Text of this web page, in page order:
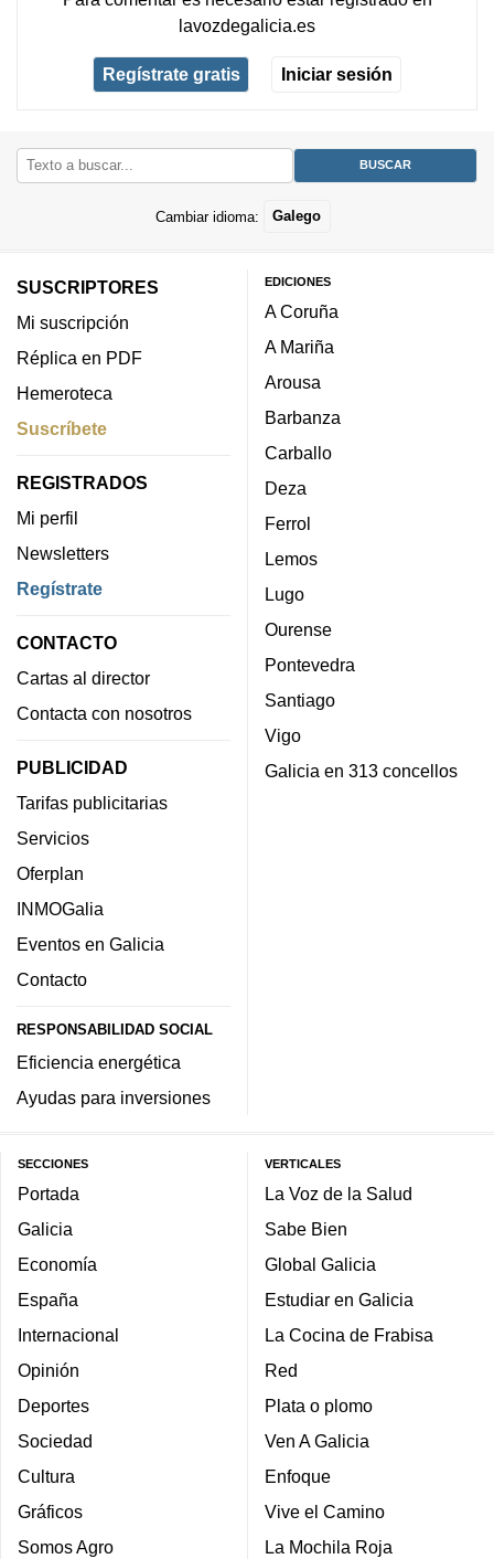
lavozdegalicia.es
Regístrate gratis Iniciar sesión
Cambiar idioma: Galego
SUSCRIPTORES
Mi suscripción
Réplica en PDF
Hemeroteca
Suscríbete
REGISTRADOS
Mi perfil
Newsletters
Regístrate
CONTACTO
Cartas al director
Contacta con nosotros
PUBLICIDAD
Tarifas publicitarias
Servicios
Oferplan
INMOGalia
Eventos en Galicia
Contacto
RESPONSABILIDAD SOCIAL
Eficiencia energética
Ayudas para inversiones
EDICIONES
A Coruña
A Mariña
Arousa
Barbanza
Carballo
Deza
Ferrol
Lemos
Lugo
Ourense
Pontevedra
Santiago
Vigo
Galicia en 313 concellos
SECCIONES
Portada
Galicia
Economía
España
Internacional
Opinión
Deportes
Sociedad
Cultura
Gráficos
Somos Agro
VERTICALES
La Voz de la Salud
Sabe Bien
Global Galicia
Estudiar en Galicia
La Cocina de Frabisa
Red
Plata o plomo
Ven A Galicia
Enfoque
Vive el Camino
La Mochila Roja